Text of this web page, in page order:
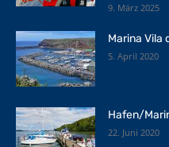
9. März 2025
Marina Vila
5. April 2020
Hafen/
22. Juni 2020